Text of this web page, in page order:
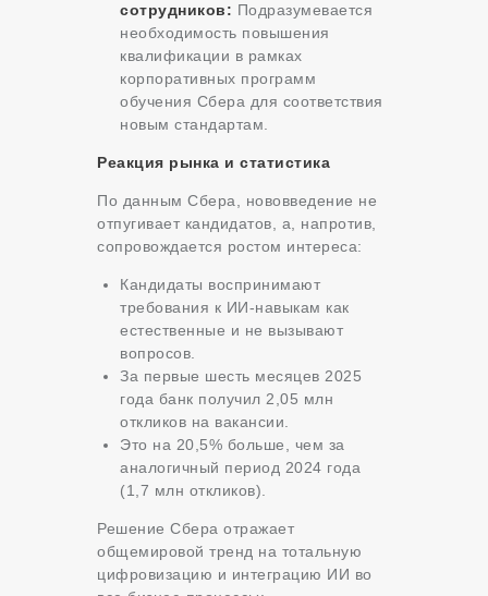
сотрудников: Подразумевается
необходимость повышения
квалификации в рамках
корпоративных программ
обучения Сбера для соответствия
новым стандартам.
Реакция рынка и статистика
По данным Сбера, нововведение не
отпугивает кандидатов, а, напротив,
сопровождается ростом интереса:
Кандидаты воспринимают
требования к ИИ-навыкам как
естественные и не вызывают
вопросов.
За первые шесть месяцев 2025
года банк получил 2,05 млн
откликов на вакансии.
Это на 20,5% больше, чем за
аналогичный период 2024 года
(1,7 млн откликов).
Решение Сбера отражает
общемировой тренд на тотальную
цифровизацию и интеграцию ИИ во